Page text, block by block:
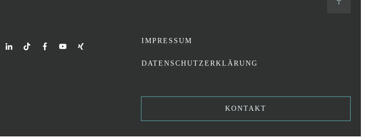
IMPRESSUM
DATENSCHUTZERKLÄRUNG
KONTAKT